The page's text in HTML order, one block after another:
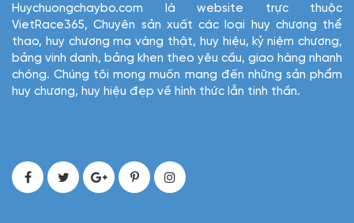
Huychuongchaybo.com là website trực thuộc
VietRace365, Chuyên sản xuất các loại huy chương thể
thao, huy chương mạ vàng thật, huy hiệu, kỷ niệm chương,
bảng vinh danh, bảng khen theo yêu cầu, giao hàng nhanh
chóng. Chúng tôi mong muốn mang đến những sản phẩm
huy chương, huy hiệu đẹp về hình thức lẫn tinh thần.